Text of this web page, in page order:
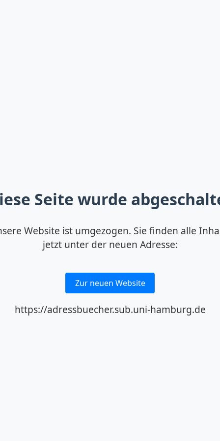
Seite wurde
Website ist umgezogen. Sie finden alle
jetzt unter der neuen Adresse:
Zur neuen Website
https://adressbuecher.sub.uni-hamburg.de